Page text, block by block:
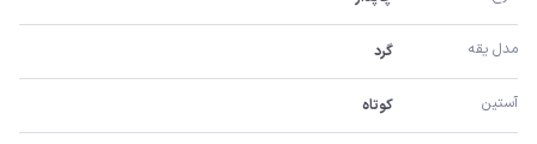
مدل یقه گرد
آستین کوتاه